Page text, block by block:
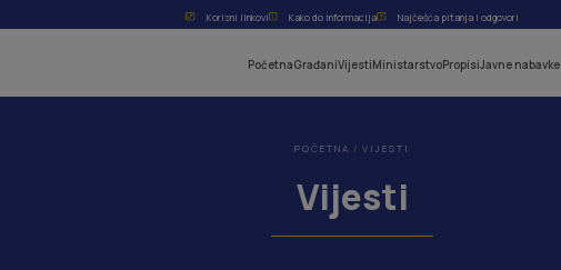
Korisni linkovi Kako do informacija Najčešća pitanja i odgovori
PočetnaGrađaniVijesti MinistarstvoPropisiJavne nabavke
POČETNA / VIJESTI
Vijesti